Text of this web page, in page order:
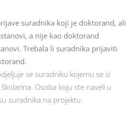
suradnika koji je doktorand, ali
a nije kao doktorand
Trebala li suradnika prijaviti
se suradniku kojemu se iz
Osoba koju ste naveli u
suradnika na projektu.